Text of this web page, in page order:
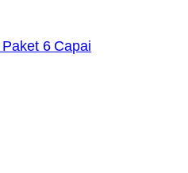
6 Capai